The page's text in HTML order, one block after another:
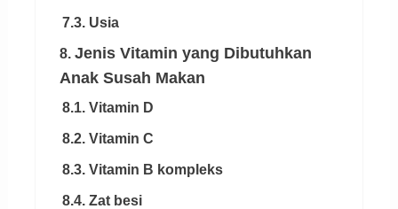
7.3. Usia
8. Jenis Vitamin yang Dibutuhkan
Anak Susah Makan
8.1. Vitamin D
8.2. Vitamin C
8.3. Vitamin B kompleks
8.4. Zat besi